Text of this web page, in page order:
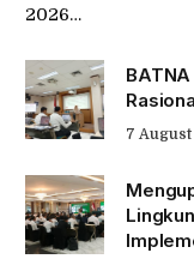
2026…
7